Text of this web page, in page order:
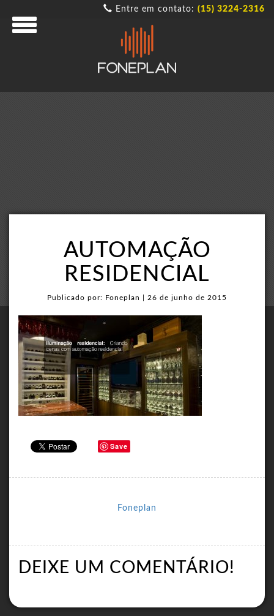
Entre em contato: (15) 3224-2316
AUTOMAÇÃO
RESIDENCIAL
Publicado por: Foneplan | 26 de junho de 2015
Save
Foneplan
DEIXE UM COMENTÁRIO!